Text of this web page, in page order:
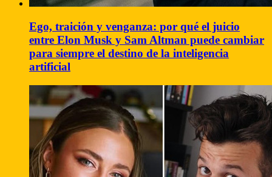
Ego, traición y venganza: por qué el juicio
entre Elon Musk y Sam Altman puede cambiar
para siempre el destino de la inteligencia
artificial